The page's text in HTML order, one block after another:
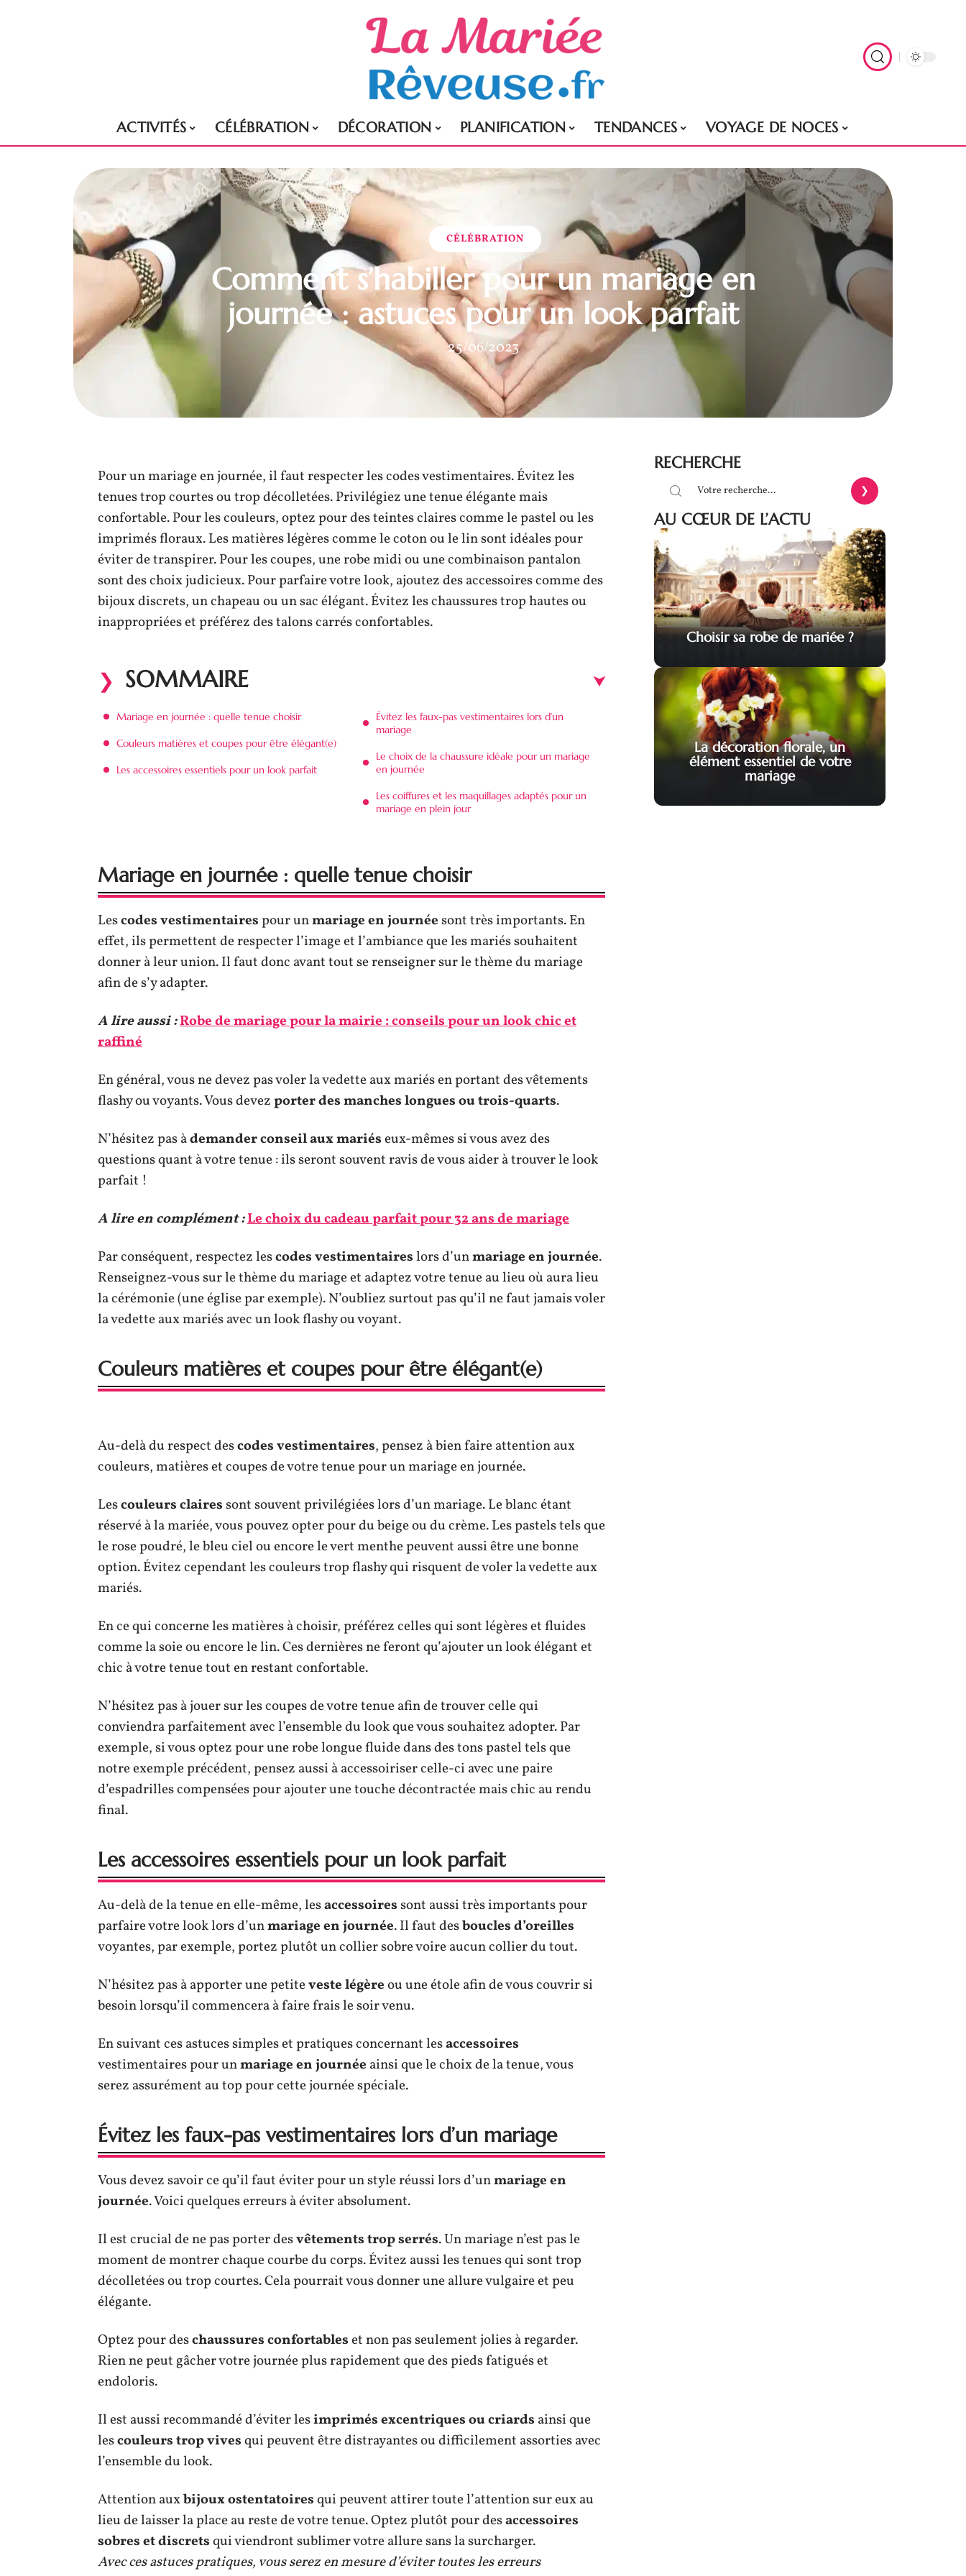
ACTIVITÉS CÉLÉBRATION DÉCORATION PLANIFICATION TENDANCES VOYAGE DE NOCES
CÉLÉBRATION
Comment s’habiller pour un mariage en
journée : astuces pour un look parfait
25/06/2023
Pour un mariage en journée, il faut respecter les codes vestimentaires. Évitez les
tenues trop courtes ou trop décolletées. Privilégiez une tenue élégante mais
confortable. Pour les couleurs, optez pour des teintes claires comme le pastel ou les
imprimés floraux. Les matières légères comme le coton ou le lin sont idéales pour
éviter de transpirer. Pour les coupes, une robe midi ou une combinaison pantalon
sont des choix judicieux. Pour parfaire votre look, ajoutez des accessoires comme des
bijoux discrets, un chapeau ou un sac élégant. Évitez les chaussures trop hautes ou
inappropriées et préférez des talons carrés confortables.
SOMMAIRE
Mariage en journée : quelle tenue choisir
Couleurs matières et coupes pour être élégant(e)
Les accessoires essentiels pour un look parfait
Évitez les faux-pas vestimentaires lors d’un
mariage
Le choix de la chaussure idéale pour un mariage
en journée
Les coiffures et les maquillages adaptés pour un
mariage en plein jour
Mariage en journée : quelle tenue choisir
Lescodes vestimentairespour unmariage en journéesont très importants. En
effet, ils permettent de respecter l’image et l’ambiance que les mariés souhaitent
donner à leur union. Il faut donc avant tout se renseigner sur le thème du mariage
afin de s’y adapter.
A lire aussi :Robe de mariage pour la mairie : conseils pour un look chic et
raffiné
En général, vous ne devez pas voler la vedette aux mariés en portant des vêtements
flashy ou voyants. Vous devezporter des manches longues ou trois-quarts.
N’hésitez pas àdemander conseil aux mariéseux-mêmes si vous avez des
questions quant à votre tenue : ils seront souvent ravis de vous aider à trouver le look
parfait !
A lire en complément :Le choix du cadeau parfait pour 32 ans de mariage
Par conséquent, respectez lescodes vestimentaireslors d’unmariage en journée.
Renseignez-vous sur le thème du mariage et adaptez votre tenue au lieu où aura lieu
la cérémonie (une église par exemple). N’oubliez surtout pas qu’il ne faut jamais voler
la vedette aux mariés avec un look flashy ou voyant.
Couleurs matières et coupes pour être élégant(e)
Au-delà du respect descodes vestimentaires, pensez à bien faire attention aux
couleurs, matières et coupes de votre tenue pour un mariage en journée.
Lescouleurs clairessont souvent privilégiées lors d’un mariage. Le blanc étant
réservé à la mariée, vous pouvez opter pour du beige ou du crème. Les pastels tels que
le rose poudré, le bleu ciel ou encore le vert menthe peuvent aussi être une bonne
option. Évitez cependant les couleurs trop flashy qui risquent de voler la vedette aux
mariés.
En ce qui concerne les matières à choisir, préférez celles qui sont légères et fluides
comme la soie ou encore le lin. Ces dernières ne feront qu’ajouter un look élégant et
chic à votre tenue tout en restant confortable.
N’hésitez pas à jouer sur les coupes de votre tenue afin de trouver celle qui
conviendra parfaitement avec l’ensemble du look que vous souhaitez adopter. Par
exemple, si vous optez pour une robe longue fluide dans des tons pastel tels que
notre exemple précédent, pensez aussi à accessoiriser celle-ci avec une paire
d’espadrilles compensées pour ajouter une touche décontractée mais chic au rendu
final.
Les accessoires essentiels pour un look parfait
Au-delà de la tenue en elle-même, lesaccessoiressont aussi très importants pour
parfaire votre look lors d’unmariage en journée. Il faut desboucles d’oreilles
voyantes, par exemple, portez plutôt un collier sobre voire aucun collier du tout.
N’hésitez pas à apporter une petiteveste légèreou une étole afin de vous couvrir si
besoin lorsqu’il commencera à faire frais le soir venu.
En suivant ces astuces simples et pratiques concernant lesaccessoires
vestimentaires pour unmariage en journée ainsi que le choix de la tenue, vous
serez assurément au top pour cette journée spéciale.
Évitez les faux-pas vestimentaires lors d’un mariage
Vous devez savoir ce qu’il faut éviter pour un style réussi lors d’unmariage en
journée. Voici quelques erreurs à éviter absolument.
Il est crucial de ne pas porter desvêtements trop serrés. Un mariage n’est pas le
moment de montrer chaque courbe du corps. Évitez aussi les tenues qui sont trop
décolletées ou trop courtes. Cela pourrait vous donner une allure vulgaire et peu
élégante.
Optez pour deschaussures confortableset non pas seulement jolies à regarder.
Rien ne peut gâcher votre journée plus rapidement que des pieds fatigués et
endoloris.
Il est aussi recommandé d’éviter lesimprimés excentriques ou criards ainsi que
lescouleurs trop vivesqui peuvent être distrayantes ou difficilement assorties avec
l’ensemble du look.
Attention auxbijoux ostentatoiresqui peuvent attirer toute l’attention sur eux au
lieu de laisser la place au reste de votre tenue. Optez plutôt pour desaccessoires
sobres et discretsqui viendront sublimer votre allure sans la surcharger.
Avec ces astuces pratiques, vous serez en mesure d’éviter toutes les erreurs
RECHERCHE
AU CŒUR DE L’ACTU
Choisir sa robe de mariée ?
La décoration florale, un
élément essentiel de votre
mariage